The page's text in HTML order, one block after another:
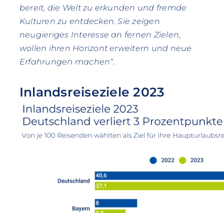
bereit, die Welt zu erkunden und fremde
Kulturen zu entdecken. Sie zeigen
neugieriges Interesse an fernen Zielen,
wollen ihren Horizont erweitern und neue
Erfahrungen machen“.
Inlandsreiseziele 2023